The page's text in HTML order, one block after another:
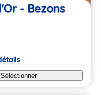
- Bezons
Sélectionner